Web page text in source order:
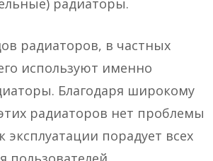
радиаторы.
радиаторов, в частных
используют именно
Благодаря широкому
радиаторов нет проблемы
эксплуатации порадует всех